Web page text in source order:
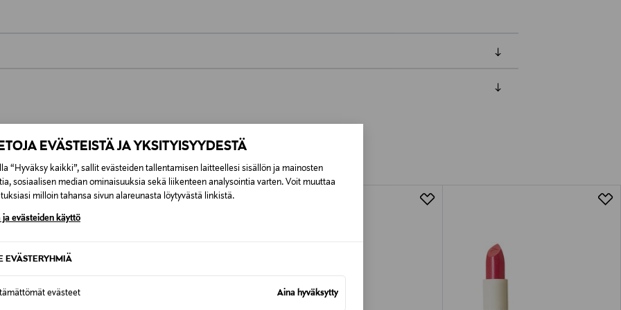
EVÄSTEISTÄ JA YKSITYISYYDESTÄ
“Hyväksy kaikki”, sallit evästeiden tallentamisen laitteellesi sisällön ja mainosten
sosiaalisen median ominaisuuksia sekä liikenteen analysointia varten. Voit muuttaa
milloin tahansa sivun alareunasta löytyvästä linkistä.
ja evästeiden käyttö
EVÄSTERYHMIÄ
evästeet Aina hyväksytty
7,90 €–50,00 € kuljetusyhtiöstä ja tuotteen koosta riippuen
Alk. 6,90 €, kun toimitus on saatavilla valittuun osoitteeseen.
palauttaa avaamattomissa alkuperäispakkauksissaan ja palautettavan tuotteen sinetin tulee olla ehjä.
NÄISTÄ